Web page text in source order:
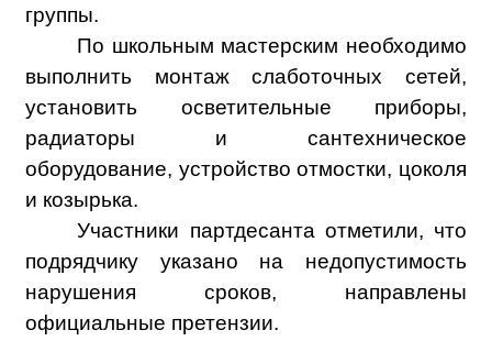
группы.
По школьным мастерским необходимо
выполнить монтаж слаботочных сетей,
установить осветительные приборы,
радиаторы и сантехническое
оборудование, устройство отмостки, цоколя
и козырька.
Участники партдесанта отметили, что
подрядчику указано на недопустимость
нарушения сроков, направлены
официальные претензии.